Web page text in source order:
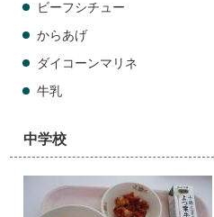
ビーフシチュー
からあげ
ダイコーンマリネ
牛乳
中学校